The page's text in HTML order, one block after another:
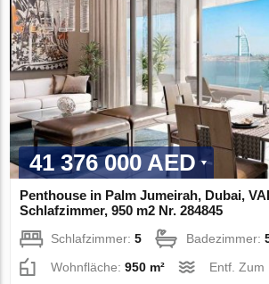
41 376 000 AED
Penthouse in Palm Jumeirah, Dubai,
Schlafzimmer, 950 m2 Nr. 284845
Schlafzimmer:5 Badezimmer:
Wohnfläche:950 m² Entf.